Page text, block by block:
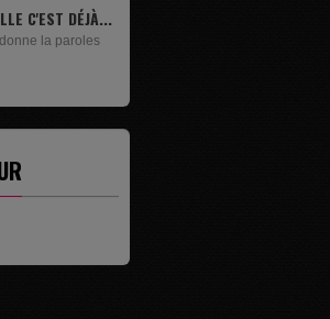
Janssens vous